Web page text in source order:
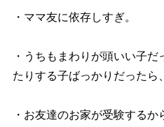
・ママ友に依存しすぎ。
・うちもまわりが頭いい子
たりする子ばっかりだったら、
・お友達のお家が受験する